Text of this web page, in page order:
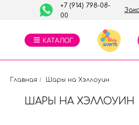
+7 (914) 798-08-
00
Главная / Шары на Хэллоуин
ШАРЫ НА ХЭЛЛОУИН